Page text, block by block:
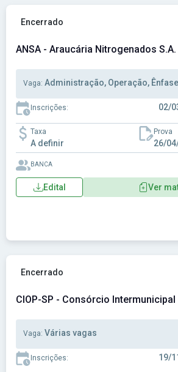
Ver concurso: ANSA - Araucária
Encerrado
ANSA - Araucária Nitrogenados S.A.
Vaga: Administração, Operação,
Inscrições: 02/
Taxa
A definir
Prova
26/
BANCA
Edital Ver
Ver concurso: CIOP-SP - Consórcio
Encerrado
CIOP-SP - Consórcio
Vaga: Várias vagas
Inscrições: 19/